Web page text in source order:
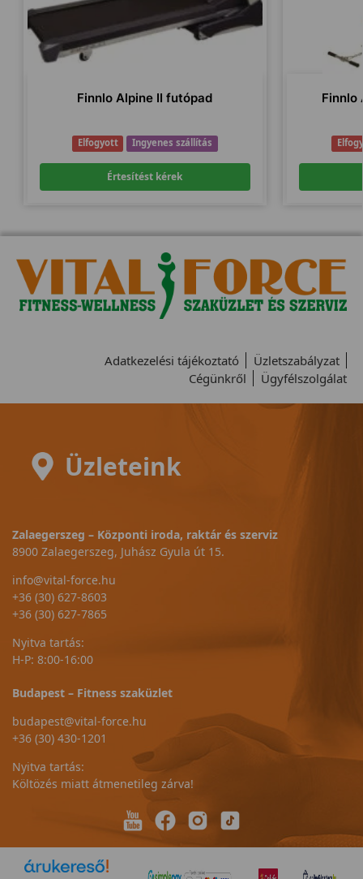
Finnlo Alpine II futópad
Elfogyott Ingyenes szállítás
Értesítést kérek
Finnlo
Adatkezelési tájékoztató
Üzletszabályzat
Cégünkről
Ügyfélszolgálat
Üzleteink
Zalaegerszeg – Központi iroda, raktár és szerviz
8900 Zalaegerszeg, Juhász Gyula út 15.
info@vital-force.hu
+36 (30) 627-8603
+36 (30) 627-7865
Nyitva tartás:
H-P: 8:00-16:00
Budapest – Fitness szaküzlet
budapest@vital-force.hu
+36 (30) 430-1201
Nyitva tartás:
Költözés miatt átmenetileg zárva!